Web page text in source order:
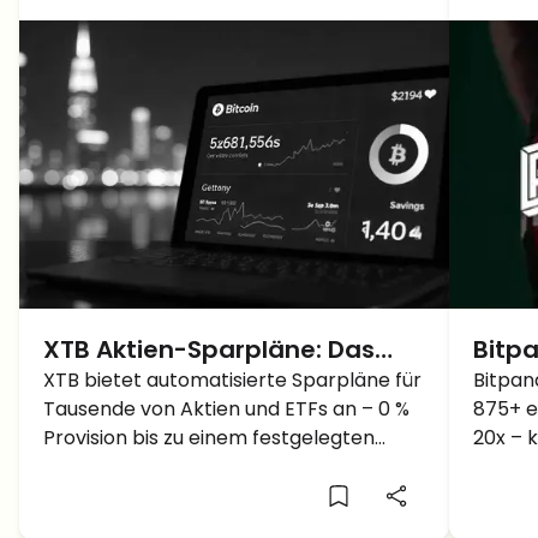
XTB Aktien-Sparpläne: Das
steckt dahinter und so
startest du
XTB bietet automatisierte Sparpläne für
Tausende von Aktien und ETFs an – 0 %
Provision bis zu einem festgelegten
875+
20x –